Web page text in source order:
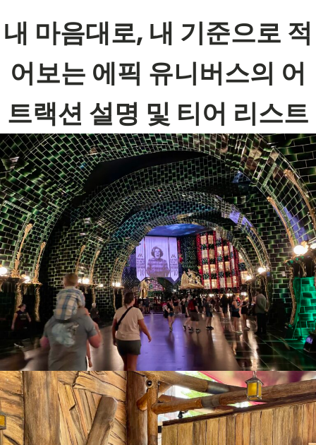
내 마음대로, 내 기준으로 적
어보는 에픽 유니버스의 어
트랙션 설명 및 티어 리스트